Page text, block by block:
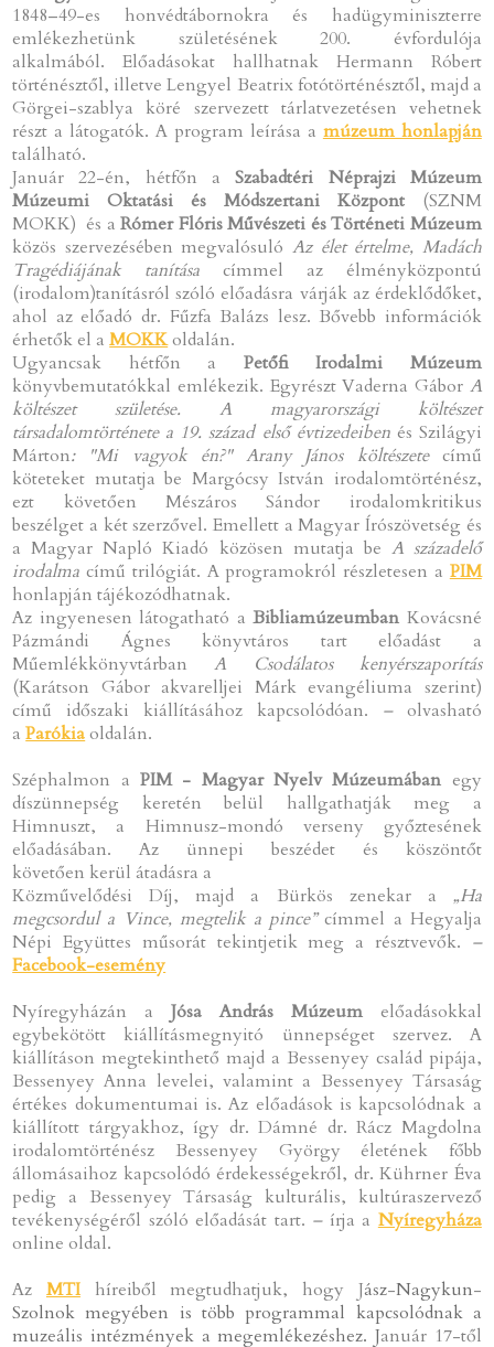
1848–49-es honvédtábornokra és hadügyminiszterre
emlékezhetünk születésének 200. évfordulója
alkalmából. Előadásokat hallhatnak Hermann Róbert
történésztől, illetve Lengyel Beatrix fotótörténésztől, majd a
Görgei-szablya köré szervezett tárlatvezetésen vehetnek
részt a látogatók. A program leírása a múzeum honlapján
található.
Január 22-én, hétfőn aSzabadtéri Néprajzi Múzeum
Múzeumi Oktatási és Módszertani Központ(SZNM
MOKK) és aRómer Flóris Művészeti és Történeti Múzeum
közös szervezésében megvalósuló Az élet értelme, Madách
Tragédiájának tanítása címmel az élményközpontú
(irodalom)tanításról szóló előadásra várják az érdeklődőket,
ahol az előadó dr. Fűzfa Balázs lesz. Bővebb információk
érhetők el aMOKKoldalán.
Ugyancsak hétfőn a Petőfi Irodalmi Múzeum
könyvbemutatókkal emlékezik. Egyrészt Vaderna Gábor A
költészet születése. A magyarországi költészet
társadalomtörténete a 19. század első évtizedeibenés Szilágyi
Márton: "Mi vagyok én?" Arany János költészetecímű
köteteket mutatja be Margócsy István irodalomtörténész,
ezt követően Mészáros Sándor irodalomkritikus
beszélget a két szerzővel. Emellett a Magyar Írószövetség és
a Magyar Napló Kiadó közösen mutatja be A századelő
irodalma című trilógiát. A programokról részletesen a PIM
honlapján tájékozódhatnak.
Az ingyenesen látogatható aBibliamúzeumban Kovácsné
Pázmándi Ágnes könyvtáros tart előadást a
MűemlékkönyvtárbanA Csodálatos kenyérszaporítás
(Karátson Gábor akvarelljei Márk evangéliuma szerint)
című időszaki kiállításához kapcsolódóan. –olvasható
aParókiaoldalán.
Széphalmon a PIM - Magyar Nyelv Múzeumában egy
díszünnepség keretén belül hallgathatják meg a
Himnuszt, a Himnusz-mondó verseny győztesének
előadásában. Az ünnepi beszédet és köszöntőt
követően kerül átadásra a
Közművelődési Díj, majd a Bürkös zenekar a „Ha
megcsordul a Vince, megtelik a pince”címmel a Hegyalja
Népi Együttes műsorát tekintjetik meg a résztvevők. –
Facebook-esemény
Nyíregyházán aJósa András Múzeumelőadásokkal
egybekötött kiállításmegnyitó ünnepséget szervez. A
kiállításon megtekinthető majd a Bessenyey család pipája,
Bessenyey Anna levelei, valamint a Bessenyey Társaság
értékes dokumentumai is. Az előadások is kapcsolódnak a
kiállított tárgyakhoz, így dr. Dámné dr. Rácz Magdolna
irodalomtörténész Bessenyey György életének főbb
állomásaihoz kapcsolódó érdekességekről, dr. Kührner Éva
pedig a Bessenyey Társaság kulturális, kultúraszervező
tevékenységéről szóló előadását tart. –írja a Nyíregyháza
online oldal.
Az MTIhíreiből megtudhatjuk, hogy Jász-Nagykun-
Szolnok megyében is több programmal kapcsolódnak a
muzeális intézmények a megemlékezéshez. Január 17-től